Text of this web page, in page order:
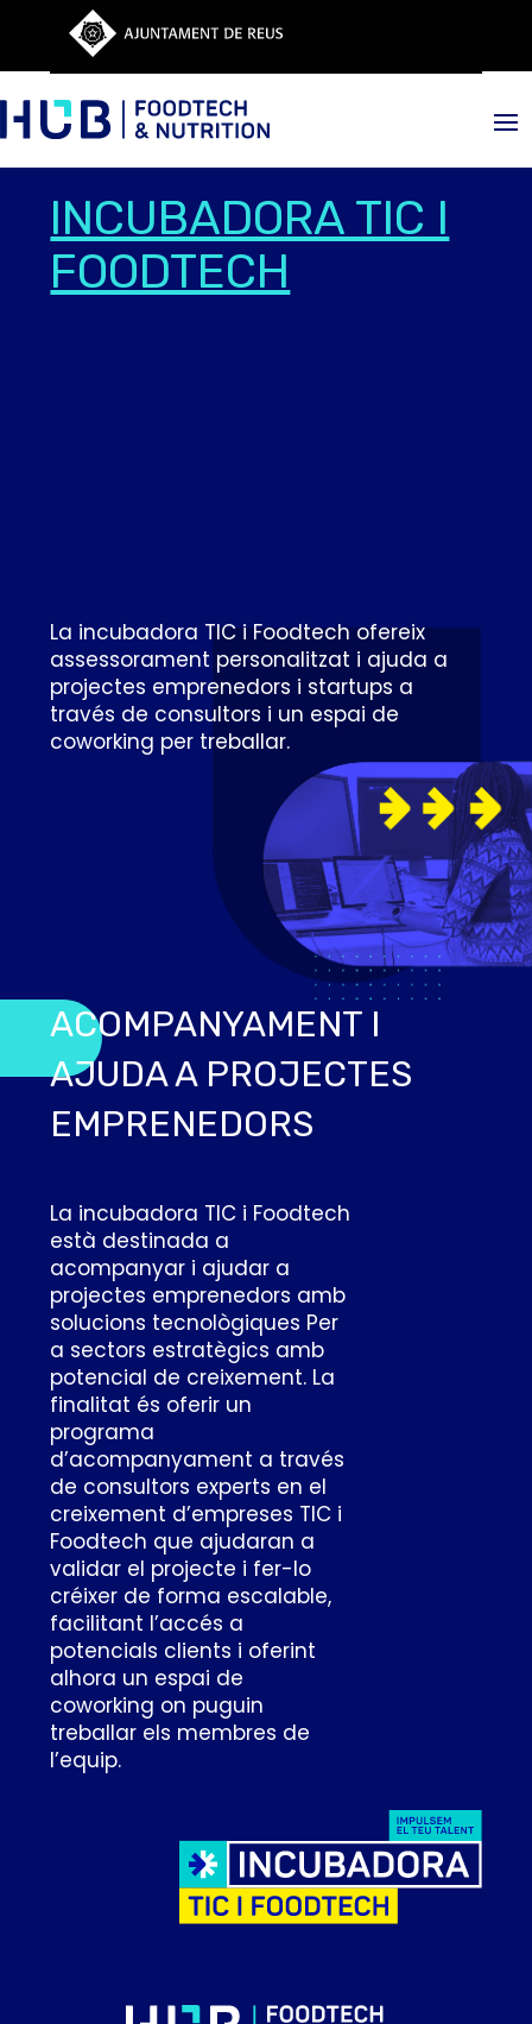
INCUBADORA TIC I
FOODTECH
La incubadora TIC i Foodtech ofereix
assessorament personalitzat i ajuda a
projectes emprenedors i startups a
través de consultors i un espai de
coworking per treballar.
ACOMPANYAMENT I
AJUDA A PROJECTES
EMPRENEDORS
La incubadora TIC i Foodtech
està destinada a
acompanyar i ajudar a
projectes emprenedors amb
solucions tecnològiques Per
a sectors estratègics amb
potencial de creixement. La
finalitat és oferir un
programa
d’acompanyament a través
de consultors experts en el
creixement d’empreses TIC i
Foodtech que ajudaran a
validar el projecte i fer-lo
créixer de forma escalable,
facilitant l’accés a
potencials clients i oferint
alhora un espai de
coworking on puguin
treballar els membres de
l’equip.